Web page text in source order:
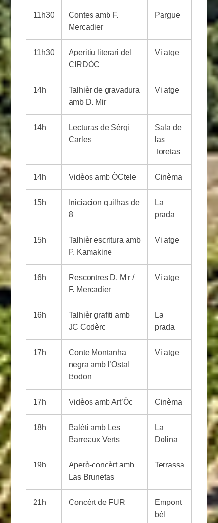
11h30
Contes amb F.
Mercadier
Pargue
11h30
Aperitiu literari del
CIRDÒC
Vilatge
14h
Talhièr de gravadura
amb D. Mir
Vilatge
14h
Lecturas de Sèrgi
Carles
Sala de
las
Toretas
14h Vidèos amb ÒCtele Cinèma
15h
Iniciacion quilhas de
8
La
prada
15h
Talhièr escritura amb
P. Kamakine
Vilatge
16h
Rescontres D. Mir /
F. Mercadier
Vilatge
16h
Talhièr grafiti amb
JC Codèrc
La
prada
17h
Conte Montanha
negra amb l’Ostal
Bodon
Vilatge
17h Vidèos amb Art’Òc Cinèma
18h
Balèti amb Les
Barreaux Verts
La
Dolina
19h
Aperò-concèrt amb
Las Brunetas
Terrassa
21h Concèrt de FUR
Empont
bèl